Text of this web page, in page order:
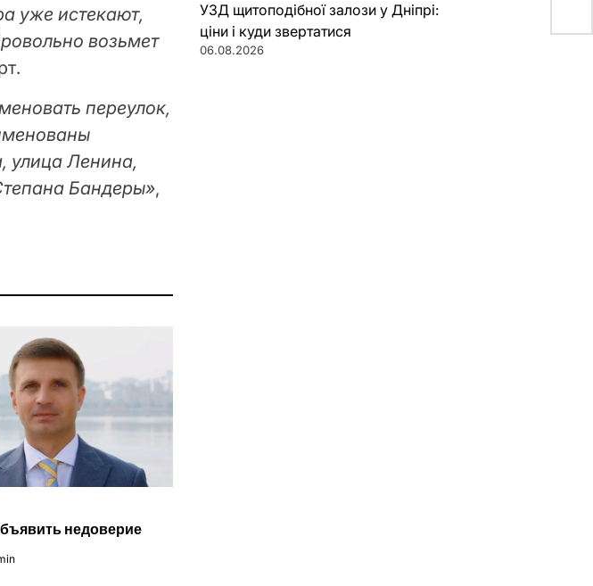
уже истекают,
возьмет
переулок,
улица Ленина,
Бандеры»,
недоверие
УЗД щитоподібної залози у Дніпрі:
ціни і куди звертатися
06.08.2026